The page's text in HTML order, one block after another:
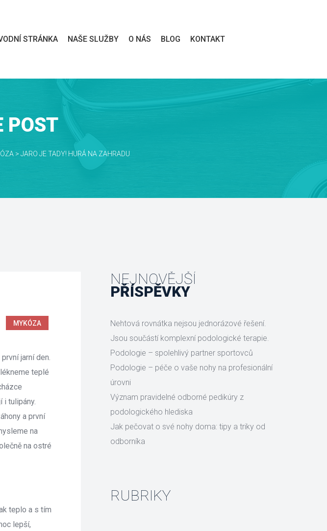
STRÁNKA NAŠE SLUŽBY O NÁS BLOG KONTAKT
POST
> JARO JE TADY! HURÁ NA ZAHRADU
MYKÓZA
jarní den.
teplé
i tulipány.
a první
na
na ostré
teplo a s tím
lepší,
NEJNOVĚJŠÍ
PŘÍSPĚVKY
Nehtová rovnátka nejsou jednorázové řešení.
Jsou součástí komplexní podologické terapie.
Podologie – spolehlivý partner sportovců
Podologie – péče o vaše nohy na profesionální
úrovni
Význam pravidelné odborné pedikúry z
podologického hlediska
Jak pečovat o své nohy doma: tipy a triky od
odborníka
RUBRIKY